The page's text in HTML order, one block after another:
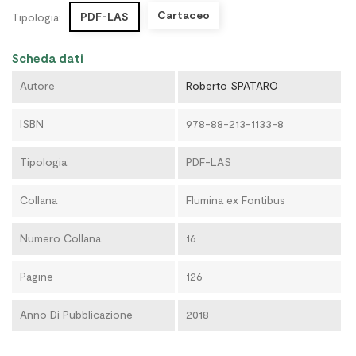
Tipologia: PDF-LAS Cartaceo
Scheda dati
Autore Roberto SPATARO
ISBN 978-88-213-1133-8
Tipologia PDF-LAS
Collana Flumina ex Fontibus
Numero Collana 16
Pagine 126
Anno Di Pubblicazione 2018